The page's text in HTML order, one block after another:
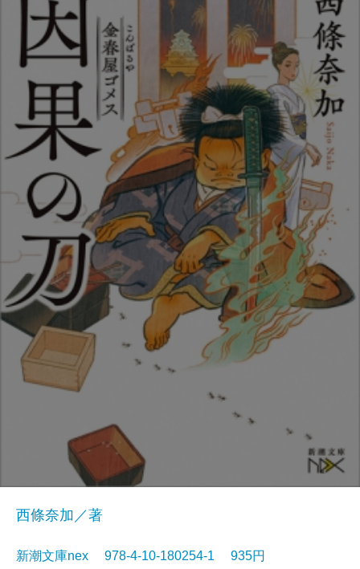
西條奈加／著
新潮文庫nex 978-4-10-180254-1 935円